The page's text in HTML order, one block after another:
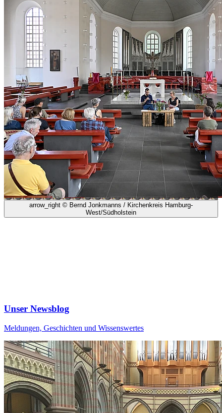
arrow_right © Bernd Jonkmanns / Kirchenkreis Hamburg-
West/Südholstein
Unser Newsblog
Meldungen, Geschichten und Wissenswertes